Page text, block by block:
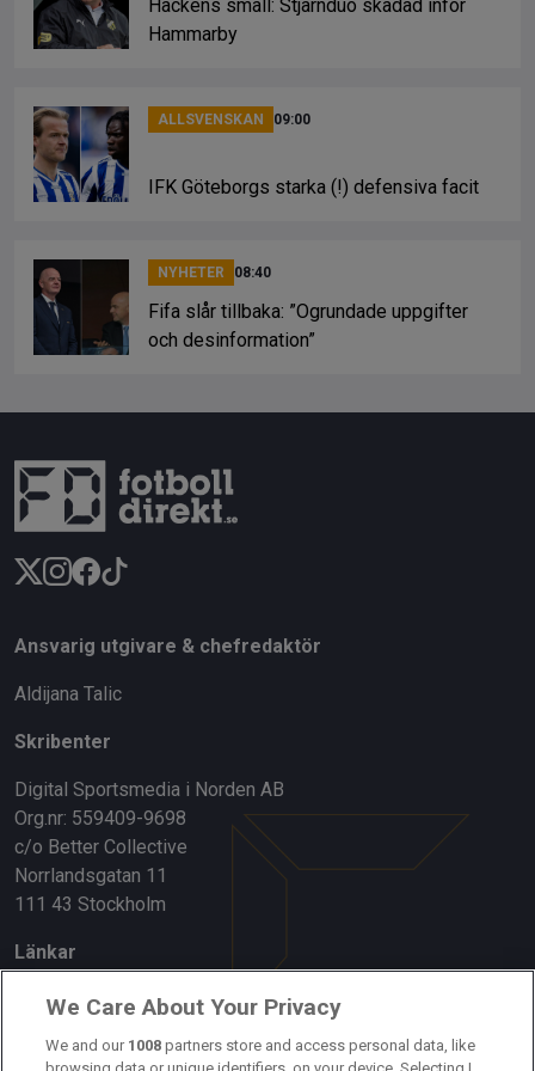
Häckens smäll: Stjärnduo skadad inför
Hammarby
ALLSVENSKAN 09:00
IFK Göteborgs starka (!) defensiva facit
NYHETER 08:40
Fifa slår tillbaka: ”Ogrundade uppgifter
och desinformation”
Ansvarig utgivare & chefredaktör
Aldijana Talic
Skribenter
Digital Sportsmedia i Norden AB
Org.nr: 559409-9698
c/o Better Collective
Norrlandsgatan 11
111 43 Stockholm
Länkar
Om oss
Kontakta oss
We Care About Your Privacy
We and our 1008 partners store and access personal data, like